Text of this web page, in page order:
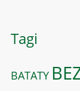
Tagi
BATATY